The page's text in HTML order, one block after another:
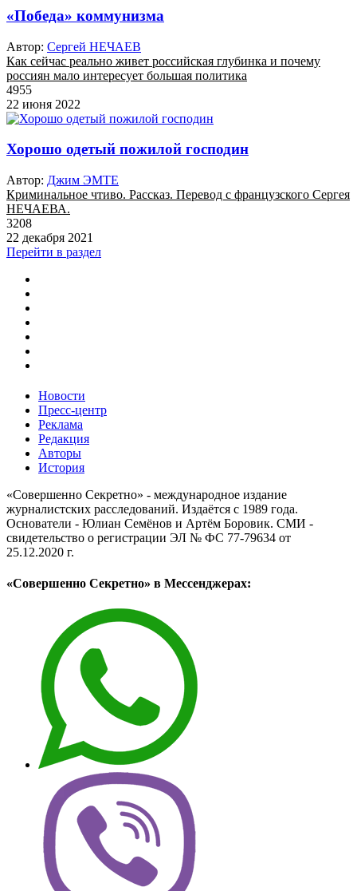
«Победа» коммунизма
Автор: Сергей НЕЧАЕВ
Как сейчас реально живет российская глубинка и почему
россиян мало интересует большая политика
4955
22 июня 2022
Хорошо одетый пожилой господин
Автор: Джим ЭМТЕ
Криминальное чтиво. Рассказ. Перевод с французского Сергея
НЕЧАЕВА.
3208
22 декабря 2021
Перейти в раздел
Новости
Пресс-центр
Реклама
Редакция
Авторы
История
«Совершенно Секретно» - международное издание
журналистских расследований. Издаётся с 1989 года.
Основатели - Юлиан Семёнов и Артём Боровик. CМИ -
свидетельство о регистрации ЭЛ № ФС 77-79634 от
25.12.2020 г.
«Совершенно Секретно» в Мессенджерах: